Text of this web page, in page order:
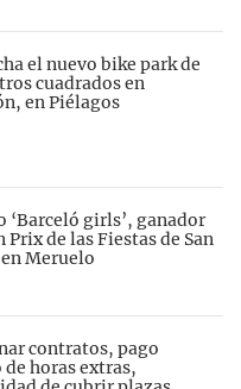
el nuevo bike park de
cuadrados en
en Piélagos
‘Barceló girls’, ganador
Prix de las Fiestas de San
Meruelo
contratos, pago
de horas extras,